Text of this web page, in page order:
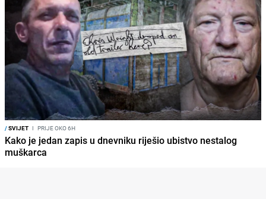
/SVIJET I PRIJE OKO 6H
Kako je jedan zapis u dnevniku riješio ubistvo nestalog
muškarca